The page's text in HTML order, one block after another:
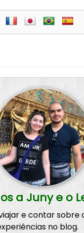
a Juny e o
e contar sobre
no blog.